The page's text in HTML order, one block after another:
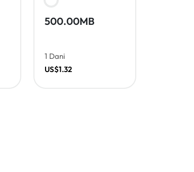
500.00MB
1 Dani
US$1.32